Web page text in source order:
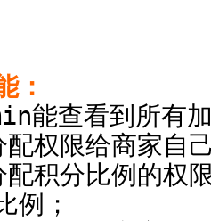
：
能查看到所有
配权限给商家自
配积分比例的权
例；